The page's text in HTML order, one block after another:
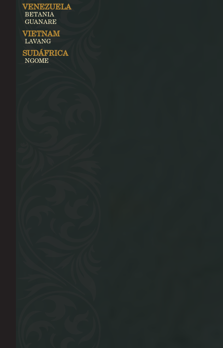
VENEZUELA
BETANIA
GUANARE
VIETNAM
LAVANG
SUDÁFRICA
NGOME